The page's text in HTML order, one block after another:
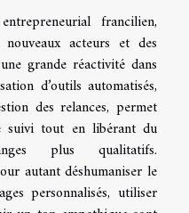
francilien,
acteurs et des
grande réactivité dans
d’outils automatisés,
des relances, permet
suivi tout en libérant du
plus qualitatifs.
autant déshumaniser le
personnalisés, utiliser